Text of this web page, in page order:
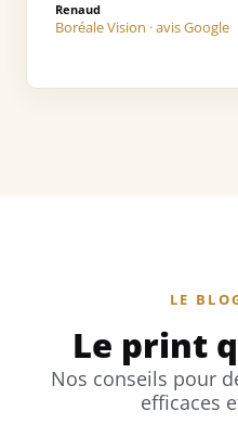
Renaud
Boréale Vision · avis Google
LE
Le print
Nos conseils pour
efficaces